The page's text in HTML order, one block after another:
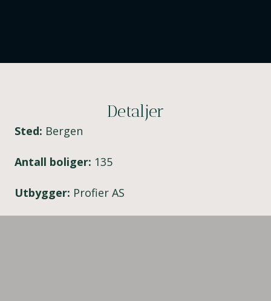
Detaljer
Sted: Bergen
Antall boliger: 135
Utbygger: Profier AS